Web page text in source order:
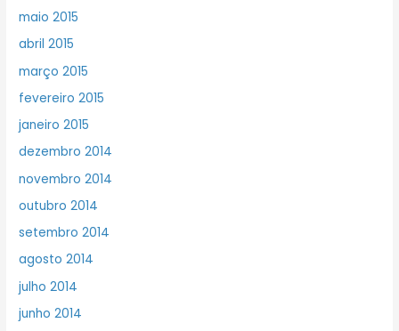
maio 2015
abril 2015
março 2015
fevereiro 2015
janeiro 2015
dezembro 2014
novembro 2014
outubro 2014
setembro 2014
agosto 2014
julho 2014
junho 2014